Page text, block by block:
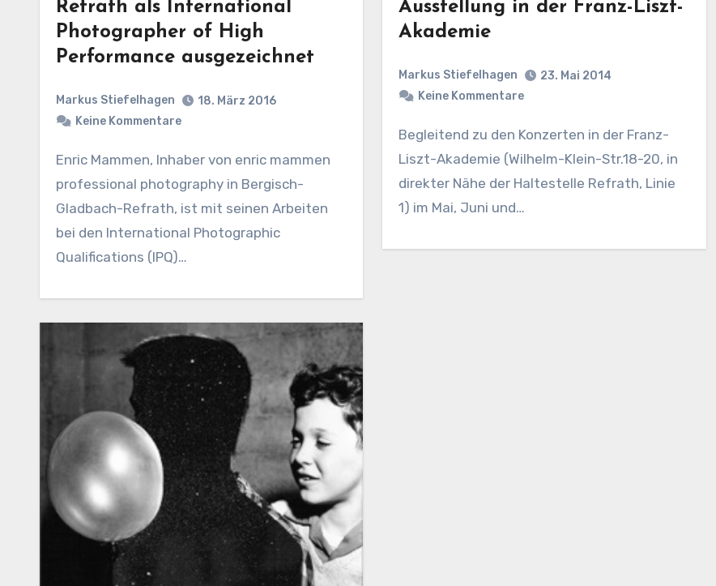
Refrath als International
Photographer of High
Performance ausgezeichnet
Markus Stiefelhagen
18. März 2016
Keine Kommentare
Enric Mammen, Inhaber von enric mammen
professional photography in Bergisch-
Gladbach-Refrath, ist mit seinen Arbeiten
bei den International Photographic
Qualifications (IPQ)…
Ausstellung in der Franz-Liszt-
Akademie
Markus Stiefelhagen
23. Mai 2014
Keine Kommentare
Begleitend zu den Konzerten in der Franz-
Liszt-Akademie (Wilhelm-Klein-Str.18-20, in
direkter Nähe der Haltestelle Refrath, Linie
1) im Mai, Juni und…